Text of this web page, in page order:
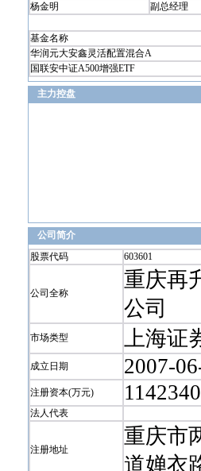
杨金明
副总经理
基金名称
华润元大安鑫灵活配置混合A
国联安中证A500增强ETF
主力控盘
公司简介
股票代码
603601
公司全称
重庆再
公司
市场类型 上海证
成立日期 2007-
注册资本(万元)
法人代表
注册地址
重庆市
道婵衣